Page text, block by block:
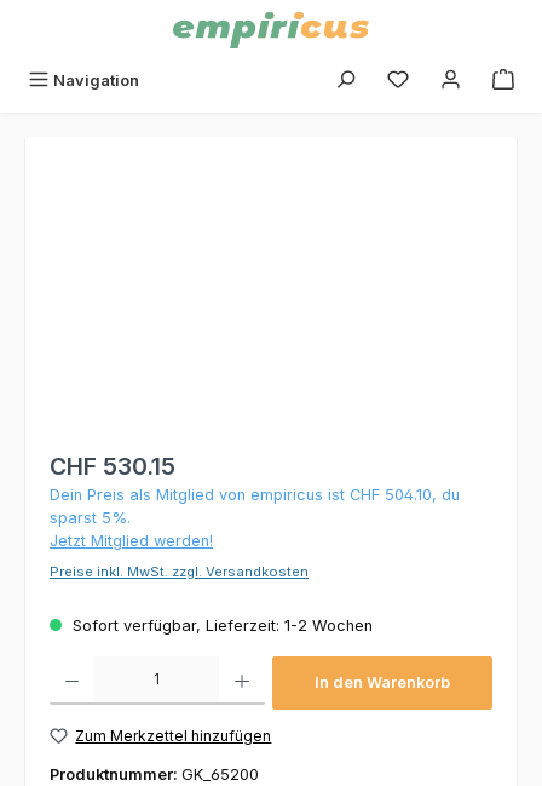
Navigation Du hast 0
CHF 530.15
Dein Preis als Mitglied von empiricus ist CHF 504.10, du
sparst 5%.
Jetzt Mitglied werden!
Preise inkl. MwSt. zzgl. Versandkosten
Sofort verfügbar, Lieferzeit: 1-2 Wochen
In den Warenkorb
Zum Merkzettel hinzufügen
Produktnummer: GK_65200